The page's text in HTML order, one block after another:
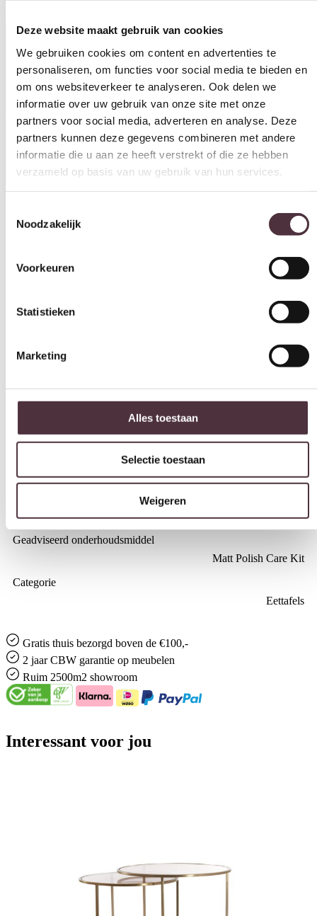
personaliseren, om functies voor social media te bieden en
om ons websiteverkeer te analyseren. Ook delen we
informatie over uw gebruik van onze site met onze
partners voor social media, adverteren en analyse. Deze
partners kunnen deze gegevens combineren met andere
informatie die u aan ze heeft verstrekt of die ze hebben
verzameld op basis van uw gebruik van hun services.
Toestemmingsselectie
Noodzakelijk
Alles toestaan
Productinformatie
Specificaties
Deens ovaal
Mango Ashblond
Mangohout
180 cm
90 cm
Nijwie MySons
Nee (handgrepen en/of poten nog monteren)
Geadviseerd onderhoudsmiddel
Matt Polish Care Kit
Categorie
Eettafels
Gratis thuis bezorgd boven de €100,-
2 jaar CBW garantie op meubelen
Ruim 2500m2 showroom
Interessant voor jou